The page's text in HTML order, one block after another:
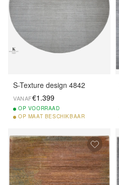
S-Texture design 4842
VANAF€1.399
OP VOORRAAD
OP MAAT BESCHIKBAAR